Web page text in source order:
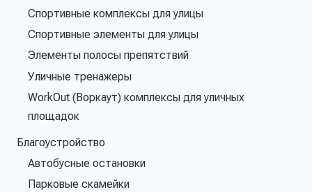
Спортивные комплексы для улицы
Спортивные элементы для улицы
Элементы полосы препятствий
Уличные тренажеры
WorkOut (Воркаут) комплексы для уличных
площадок
Благоустройство
Автобусные остановки
Парковые скамейки